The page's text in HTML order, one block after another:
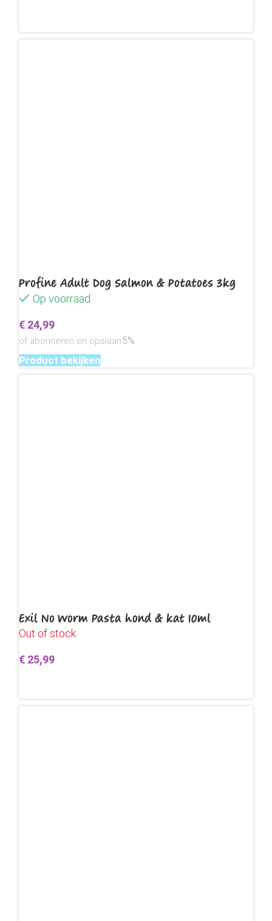
Profine Adult Dog Salmon & Potatoes 3kg
Op voorraad
€ 24,99
of abonneren en opslaan5%
Product bekijken
Exil No Worm Pasta hond & kat 10ml
Out of stock
€ 25,99